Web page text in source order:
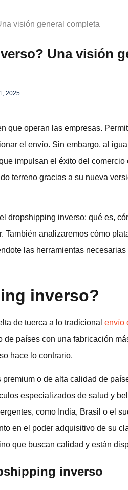
visión general completa
Una visión
2025
que operan las empresas.
el envío. Sin embargo, al
impulsan el éxito del
terreno gracias a su nueva
dropshipping inverso: qué es,
También analizaremos cómo
las herramientas
inverso?
de tuerca a lo tradicional envío
países con una fabricación
hace lo contrario.
o de alta calidad de
especializados de salud y
como India, Brasil o el
en el poder adquisitivo de su
que buscan calidad y están
inverso